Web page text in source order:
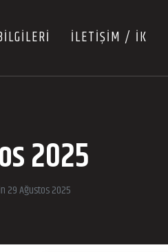
İLETİŞİM / İK
2025
29 Ağustos 2025